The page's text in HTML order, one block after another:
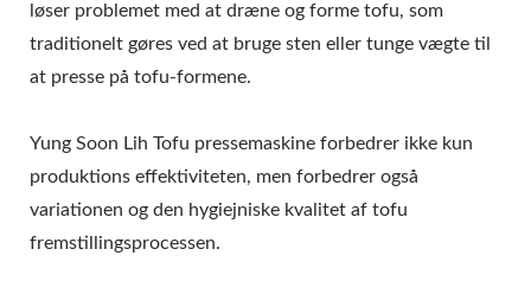
løser problemet med at dræne og forme tofu, som
traditionelt gøres ved at bruge sten eller tunge vægte til
at presse på tofu-formene.
Yung Soon Lih Tofu pressemaskine forbedrer ikke kun
produktions effektiviteten, men forbedrer også
variationen og den hygiejniske kvalitet af tofu
fremstillingsprocessen.